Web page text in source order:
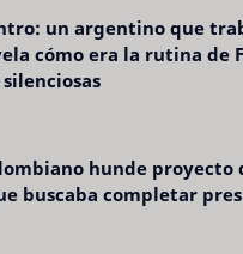
un argentino que
cómo era la rutina de
hunde proyecto
buscaba completar